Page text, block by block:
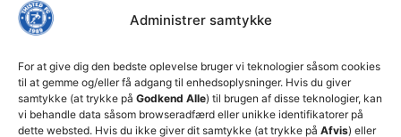
Administrer samtykke
For at give dig den bedste oplevelse bruger vi teknologier såsom cookies
til at gemme og/eller få adgang til enhedsoplysninger. Hvis du giver
samtykke (at trykke på Godkend Alle) til brugen af disse teknologier, kan
vi behandle data såsom browseradfærd eller unikke identifikatorer på
dette websted. Hvis du ikke giver dit samtykke (at trykke på Afvis) eller
økonomiske
beslutninger
for at
sikre